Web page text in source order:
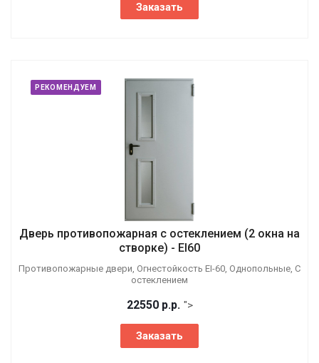
Заказать
РЕКОМЕНДУЕМ
Дверь противопожарная с остеклением (2 окна на
створке) - EI60
Противопожарные двери, Огнестойкость EI-60, Однопольные, С
остеклением
22550 р.р. ">
Заказать